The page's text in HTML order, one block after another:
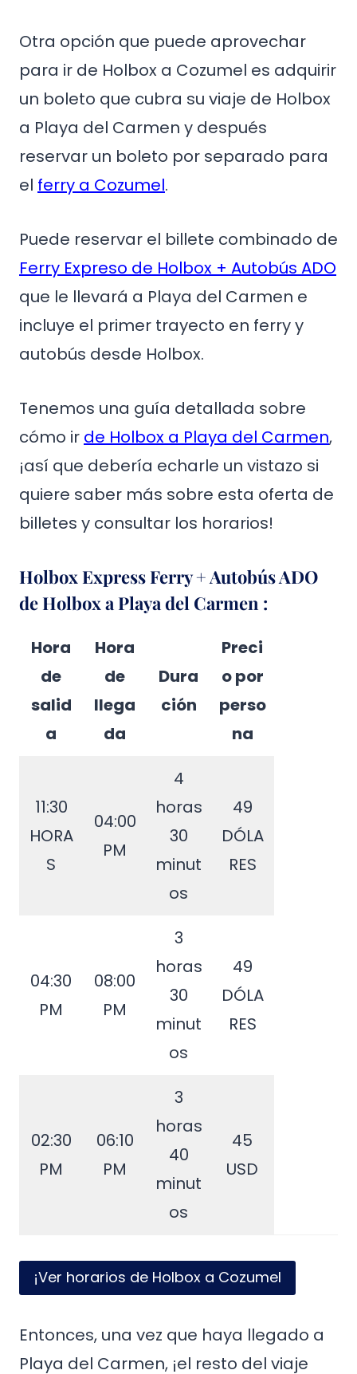
Otra opción que puede aprovechar
para ir de Holbox a Cozumel es adquirir
un boleto que cubra su viaje de Holbox
a Playa del Carmen y después
reservar un boleto por separado para
el ferry a Cozumel.
Puede reservar el billete combinado de
Ferry Expreso de Holbox + Autobús ADO
que le llevará a Playa del Carmen e
incluye el primer trayecto en ferry y
autobús desde Holbox.
Tenemos una guía detallada sobre
cómo ir de Holbox a Playa del Carmen,
¡así que debería echarle un vistazo si
quiere saber más sobre esta oferta de
billetes y consultar los horarios!
Holbox Express Ferry + Autobús ADO
de Holbox a Playa del Carmen :
Hora
de
salid
a
Hora
de
llega
da
Dura
ción
Preci
o por
perso
na
11:30
HORA
S
04:00
PM
4
horas
30
minut
os
49
DÓLA
RES
04:30
PM
08:00
PM
3
horas
30
minut
os
49
DÓLA
RES
02:30
PM
06:10
PM
3
horas
40
minut
os
45
USD
¡Ver horarios de Holbox a Cozumel
Entonces, una vez que haya llegado a
Playa del Carmen, ¡el resto del viaje